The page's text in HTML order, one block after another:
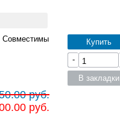
Совместимы
руб.
руб.
Купить
-
В закладки